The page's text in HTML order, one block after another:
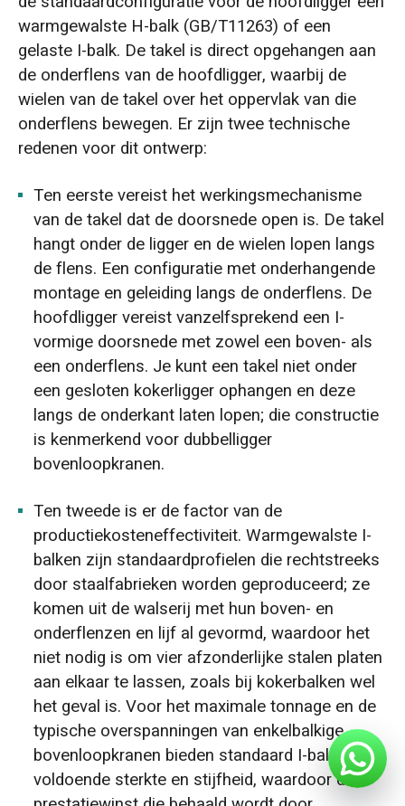
warmgewalste H-balk (GB/T11263) of een
gelaste I-balk. De takel is direct opgehangen aan
de onderflens van de hoofdligger, waarbij de
wielen van de takel over het oppervlak van die
onderflens bewegen. Er zijn twee technische
redenen voor dit ontwerp:
Ten eerste vereist het werkingsmechanisme
van de takel dat de doorsnede open is. De takel
hangt onder de ligger en de wielen lopen langs
de flens. Een configuratie met onderhangende
montage en geleiding langs de onderflens. De
hoofdligger vereist vanzelfsprekend een I-
vormige doorsnede met zowel een boven- als
een onderflens. Je kunt een takel niet onder
een gesloten kokerligger ophangen en deze
langs de onderkant laten lopen; die constructie
is kenmerkend voor dubbelligger
bovenloopkranen.
Ten tweede is er de factor van de
productiekosteneffectiviteit. Warmgewalste I-
balken zijn standaardprofielen die rechtstreeks
door staalfabrieken worden geproduceerd; ze
komen uit de walserij met hun boven- en
onderflenzen en lijf al gevormd, waardoor het
niet nodig is om vier afzonderlijke stalen platen
aan elkaar te lassen, zoals bij kokerbalken wel
het geval is. Voor het maximale tonnage en de
typische overspanningen van enkelbalkige
bovenloopkranen bieden standaard I-balken
voldoende sterkte en stijfheid, waardoor de